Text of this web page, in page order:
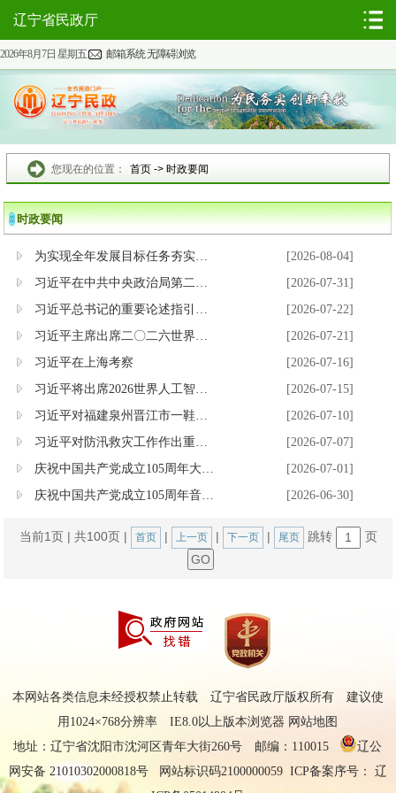
2026年8月7日 星期五 邮箱系统无障碍浏览
辽宁省民政厅
您现在的位置： 首页-> 时政要闻
时政要闻
为实现全年发展目标任务夯实基础——习近平总书记引领“十五五”开局之年...
[2026-08-04]
[2026-07-31]
[2026-07-22]
[2026-07-21]
习近平在上海考察
[2026-07-16]
[2026-07-15]
习近平对福建泉州晋江市一鞋厂火灾事故作出重要指示
[2026-07-10]
习近平对防汛救灾工作作出重要指示强调 要全力组织抢险救援、伤员救治、群...
[2026-07-07]
庆祝中国共产党成立105周年大会在京隆重举行 习近平发表重要讲话
[2026-07-01]
庆祝中国共产党成立105周年音乐会《人民至上》在京举行
[2026-06-30]
当前1页| 共100页| 首页 | 上一页 | 下一页 | 尾页 跳转 页
本网站各类信息未经授权禁止转载 辽宁省民政厅版权所有 建议使
用1024×768分辨率 IE8.0以上版本浏览器 网站地图
地址：辽宁省沈阳市沈河区青年大街260号 邮编：110015
辽公
网安备 21010302000818号网站标识码2100000059 ICP备案序号： 辽